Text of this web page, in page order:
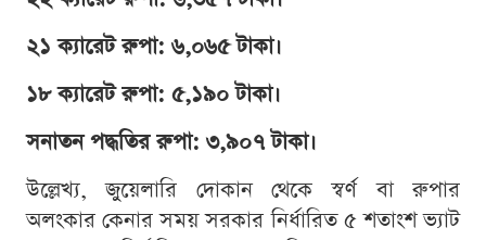
২১ ক্যারেট রুপা: ৬,০৬৫ টাকা।
১৮ ক্যারেট রুপা: ৫,১৯০ টাকা।
সনাতন পদ্ধতির রুপা: ৩,৯০৭ টাকা।
উল্লেখ্য, জুয়েলারি দোকান থেকে স্বর্ণ বা রুপার
অলংকার কেনার সময় সরকার নির্ধারিত ৫ শতাংশ ভ্যাট